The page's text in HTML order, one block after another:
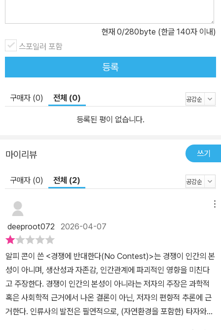
개정판에 협력학습에 관한 장을 추가할 정도로 저자는 경쟁의 대안으
로서 협력의 가치에 새삼 주목한다. 무엇보다 자라나는 아이들이 경
쟁에 물들기 전에 협력의 가치를 경험할 수 있게 돕는 일의 중요함을
꼼하게 짚는다. 물론 ‘경쟁은 나쁜 것, 협력은 좋은 것’이라는 단순한
메시지를 전하는 것은 아니다. 저자는 이 책에서 문제를 제기한 보상
알피 콘의 대표 저서인 이 책은 초판이 나온 지 30년이 되었지만 그
서 처음 번역 출간되었다가(격월간 『민들레』 1999년 7-8월호에도
어 또 절판되었다. ‘2019 대한민국 교육자치 컨퍼런스’에 강사로 초
청되어 저자가 한국을 방문하는 것을 계기로 민들레에서 산눈 번역본
을 다시 꼼꼼하게 손보아 복간하게 되었다. 경쟁과 보상이 사람들과
세상을 어떻게 망치는지 끈질기게 탐구하면서 전 세계를 돌면서 메시
지를 전파하고 있는 저자의 집요함과 성실함에 새삼 감탄하며 책을
다시 읽었다. 아무쪼록 아이들의 건강한 성장과 우리 사회의 성숙에
이 책이 조금이나마 도움이 되기를 바라마지 않는다.
양한 사례와 연구를 근거로 증언한다. 특히 학교에서 아이들을 경쟁
시키는 성적 등급, 포상 제도, 수업 관행들이 아이들을 어떻게 망치는
지를 역설하면서 학교에서 벌어지는 구조적인 경쟁의 대안으로서 ‘협
력학습’을 제안한다. 협력은 효율성 측면에서도 더 나을 뿐만 아니라
긍정적인 상호작용으로 인간관계를 회복시키고 자존감을 높여준다고
현재 0/280byte (한글 140자 이내)
스포일러 포함
등록
구매자 (0) 전체 (0)
등록된 평이 없습니다.
마이리뷰 쓰기
구매자 (0) 전체 (2)
deeproot072 2026-04-07
알피 콘이 쓴 <경쟁에 반대한다(No Contest)>는 경쟁이 인간의 본
성이 아니며, 생산성과 자존감, 인간관계에 파괴적인 영향을 미친다
고 주장한다. 경쟁이 인간의 본성이 아니라는 저자의 주장은 과학적
혹은 사회학적 근거에서 나온 결론이 아닌, 저자의 편향적 추론에 근
거한다. 인류사의 발전은 필연적으로, (자연환경을 포함한) 타자와의